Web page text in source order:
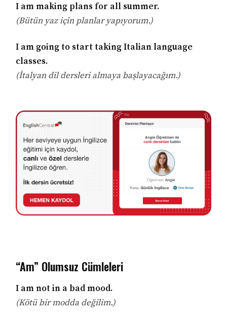
I am making plans for all summer.
(Bütün yaz için planlar yapıyorum.)
I am going to start taking Italian language
classes.
(İtalyan dil dersleri almaya başlayacağım.)
“Am” Olumsuz Cümleleri
I am not in a bad mood.
(Kötü bir modda değilim.)